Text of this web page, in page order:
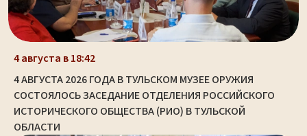
4 августа в 18:42
4 АВГУСТА 2026 ГОДА В ТУЛЬСКОМ МУЗЕЕ ОРУЖИЯ
СОСТОЯЛОСЬ ЗАСЕДАНИЕ ОТДЕЛЕНИЯ РОССИЙСКОГО
ИСТОРИЧЕСКОГО ОБЩЕСТВА (РИО) В ТУЛЬСКОЙ
ОБЛАСТИ